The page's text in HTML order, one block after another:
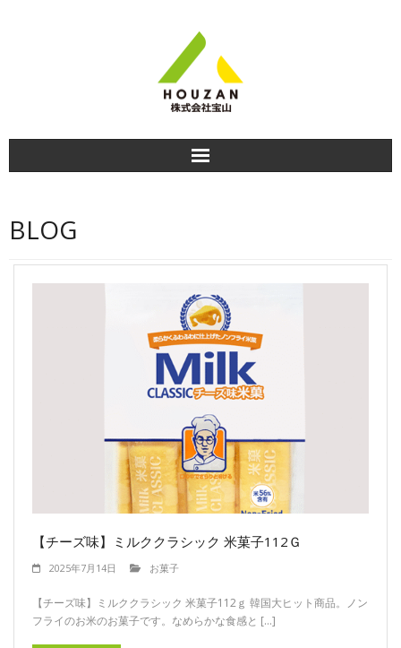
商品紹介
食べ方＆おすすめレシピ
プライバシーポリシー
BLOG
【チーズ味】ミルククラシック 米菓子112Ｇ
2025年7月14日 お菓子
【チーズ味】ミルククラシック 米菓子112ｇ 韓国大ヒット商品。ノン
フライのお米のお菓子です。なめらかな食感と […]